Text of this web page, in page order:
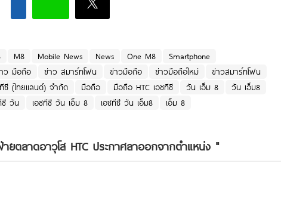
M8 Mobile News News One M8
Smartphone
ว มือถือ ข่าว สมาร์ทโฟน ข่าวมือถือ ข่าวมือถือใหม่
ข่าวสมาร์ทโฟน
ซี (ไทยแลนด์) จำกัด มือถือ มือถือ HTC เอชทีซี วัน เอ็ม 8
วัน เอ็ม8
ซี วัน เอชทีซี วัน เอ็ม 8 เอชทีซี วัน เอ็ม8 เอ็ม 8
ยตลาดอาวุโส HTC ประกาศลาออกจากตำแหน่ง "